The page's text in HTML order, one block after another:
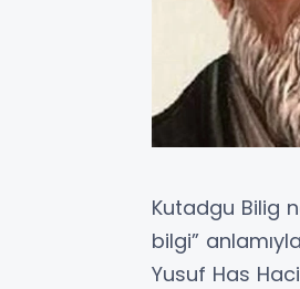
Kutadgu Bilig
bilgi”
Yusuf Has